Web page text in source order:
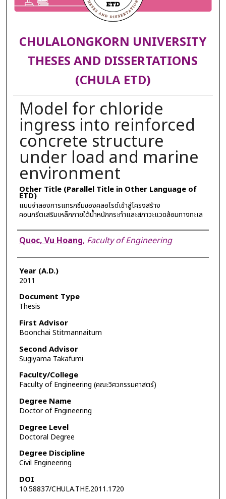
CHULALONGKORN UNIVERSITY
THESES AND DISSERTATIONS
(CHULA ETD)
Model for chloride
ingress into reinforced
concrete structure
under load and marine
environment
Other Title (Parallel Title in Other Language of
ETD)
แบบจำลองการแทรกซึมของคลอไรด์เข้าสู่โครงสร้าง
คอนกรีตเสริมเหล็กภายใต้น้ำหนักกระทำและสภาวะแวดล้อมทางทะเล
Author
Quoc, Vu Hoang, Faculty of Engineering
Year (A.D.)
2011
Document Type
Thesis
First Advisor
Boonchai Stitmannaitum
Second Advisor
Sugiyama Takafumi
Faculty/College
Faculty of Engineering (คณะวิศวกรรมศาสตร์)
Degree Name
Doctor of Engineering
Degree Level
Doctoral Degree
Degree Discipline
Civil Engineering
DOI
10.58837/CHULA.THE.2011.1720